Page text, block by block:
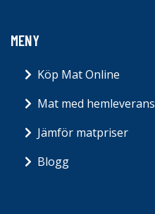
MENY
Köp Mat Online
Mat med hemleverans
Jämför matpriser
Blogg